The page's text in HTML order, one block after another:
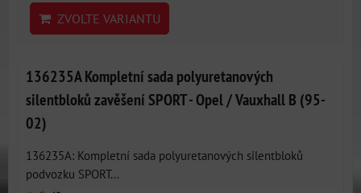
ZVOLTE VARIANTU
136235A Kompletní sada polyuretanových
silentbloků zavěšení SPORT - Opel / Vauxhall B (95-
02)
136235A: Kompletní sada polyuretanových silentbloků
podvozku SPORT...